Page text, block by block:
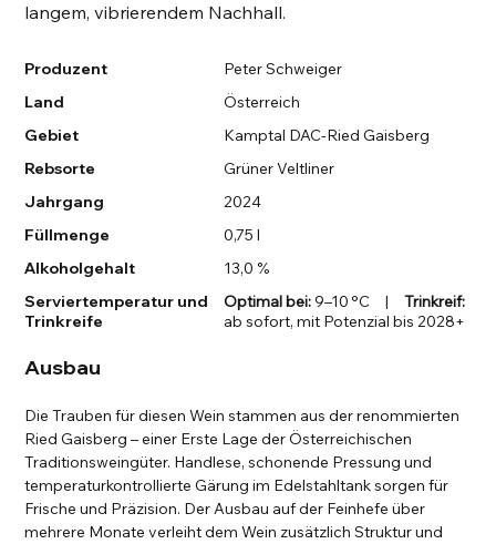
langem, vibrierendem Nachhall.
Produzent
Peter Schweiger
Land
Österreich
Gebiet
Kamptal DAC-Ried Gaisberg
Rebsorte
Grüner Veltliner
Jahrgang
2024
Füllmenge
0,75 l
Alkoholgehalt
13,0 %
Serviertemperatur und
Trinkreife
Optimal bei:9–10 °C | Trinkreif:
ab sofort, mit Potenzial bis 2028+
Ausbau
Die Trauben für diesen Wein stammen aus der renommierten
Ried Gaisberg – einer Erste Lage der Österreichischen
Traditionsweingüter. Handlese, schonende Pressung und
temperaturkontrollierte Gärung im Edelstahltank sorgen für
Frische und Präzision. Der Ausbau auf der Feinhefe über
mehrere Monate verleiht dem Wein zusätzlich Struktur und